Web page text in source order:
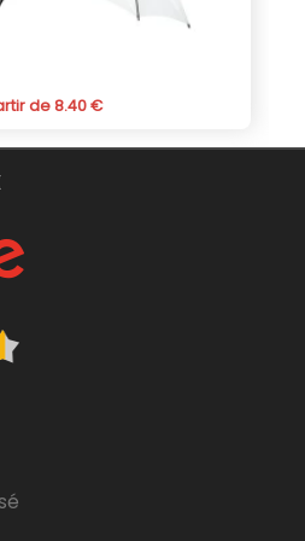
votre marque avec le mini
et compact "Nouka". Faites
de communication et offrez
utile et élégant qui saura les
avant votre identité visuelle.
de 8.40 €